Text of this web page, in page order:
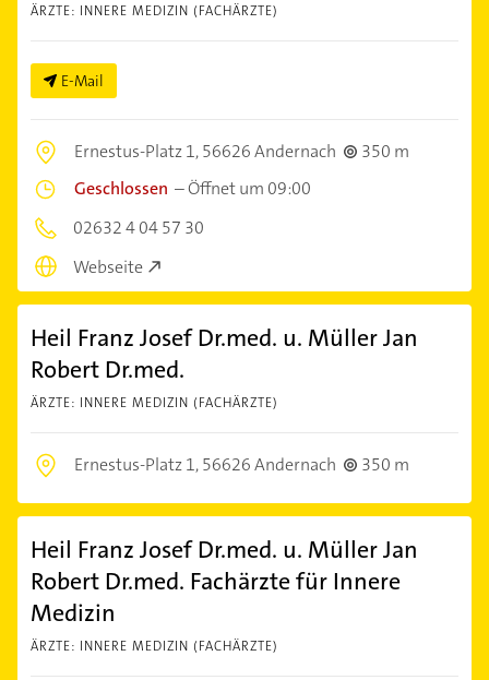
ÄRZTE: INNERE MEDIZIN (FACHÄRZTE)
E-Mail
Ernestus-Platz 1,56626 Andernach
350 m
Geschlossen –Öffnet um 09:00
02632 4 04 57 30
Webseite
Heil Franz Josef Dr.med. u. Müller Jan
Robert Dr.med.
ÄRZTE: INNERE MEDIZIN (FACHÄRZTE)
Ernestus-Platz 1,56626 Andernach 350 m
Heil Franz Josef Dr.med. u. Müller Jan
Robert Dr.med. Fachärzte für Innere
Medizin
ÄRZTE: INNERE MEDIZIN (FACHÄRZTE)